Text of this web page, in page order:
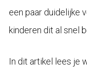
een paar duidelijke
kinderen dit al snel
In dit artikel lees je